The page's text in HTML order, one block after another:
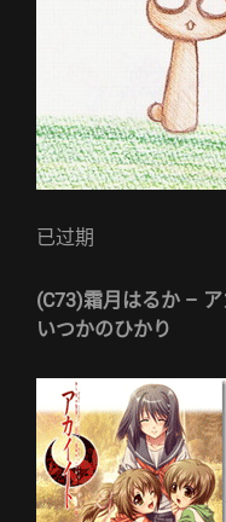
已过期
(C73)霜月はるか –
いつかのひかり